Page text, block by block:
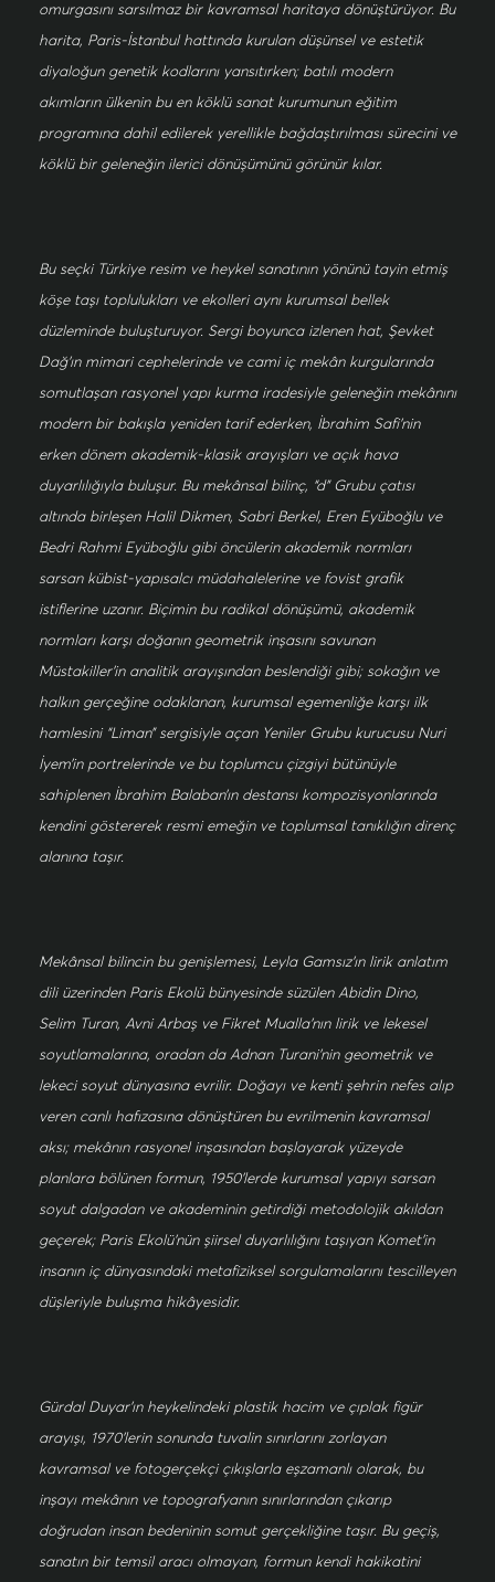
omurgasını sarsılmaz bir kavramsal haritaya dönüştürüyor. Bu
harita, Paris-İstanbul hattında kurulan düşünsel ve estetik
diyaloğun genetik kodlarını yansıtırken; batılı modern
akımların ülkenin bu en köklü sanat kurumunun eğitim
programına dahil edilerek yerellikle bağdaştırılması sürecini ve
köklü bir geleneğin ilerici dönüşümünü görünür kılar.
Bu seçki Türkiye resim ve heykel sanatının yönünü tayin etmiş
köşe taşı toplulukları ve ekolleri aynı kurumsal bellek
düzleminde buluşturuyor. Sergi boyunca izlenen hat, Şevket
Dağ’ın mimari cephelerinde ve cami iç mekân kurgularında
somutlaşan rasyonel yapı kurma iradesiyle geleneğin mekânını
modern bir bakışla yeniden tarif ederken, İbrahim Safi’nin
erken dönem akademik-klasik arayışları ve açık hava
duyarlılığıyla buluşur. Bu mekânsal bilinç, “d” Grubu çatısı
altında birleşen Halil Dikmen, Sabri Berkel, Eren Eyüboğlu ve
Bedri Rahmi Eyüboğlu gibi öncülerin akademik normları
sarsan kübist-yapısalcı müdahalelerine ve fovist grafik
istiflerine uzanır. Biçimin bu radikal dönüşümü, akademik
normları karşı doğanın geometrik inşasını savunan
Müstakiller’in analitik arayışından beslendiği gibi; sokağın ve
halkın gerçeğine odaklanan, kurumsal egemenliğe karşı ilk
hamlesini “Liman” sergisiyle açan Yeniler Grubu kurucusu Nuri
İyem’in portrelerinde ve bu toplumcu çizgiyi bütünüyle
sahiplenen İbrahim Balaban’ın destansı kompozisyonlarında
kendini göstererek resmi emeğin ve toplumsal tanıklığın direnç
alanına taşır.
Mekânsal bilincin bu genişlemesi, Leyla Gamsız’ın lirik anlatım
dili üzerinden Paris Ekolü bünyesinde süzülen Abidin Dino,
Selim Turan, Avni Arbaş ve Fikret Mualla’nın lirik ve lekesel
soyutlamalarına, oradan da Adnan Turani’nin geometrik ve
lekeci soyut dünyasına evrilir. Doğayı ve kenti şehrin nefes alıp
veren canlı hafızasına dönüştüren bu evrilmenin kavramsal
aksı; mekânın rasyonel inşasından başlayarak yüzeyde
planlara bölünen formun, 1950’lerde kurumsal yapıyı sarsan
soyut dalgadan ve akademinin getirdiği metodolojik akıldan
geçerek; Paris Ekolü’nün şiirsel duyarlılığını taşıyan Komet’in
insanın iç dünyasındaki metafiziksel sorgulamalarını tescilleyen
düşleriyle buluşma hikâyesidir.
Gürdal Duyar’ın heykelindeki plastik hacim ve çıplak figür
arayışı, 1970’lerin sonunda tuvalin sınırlarını zorlayan
kavramsal ve fotogerçekçi çıkışlarla eşzamanlı olarak, bu
inşayı mekânın ve topografyanın sınırlarından çıkarıp
doğrudan insan bedeninin somut gerçekliğine taşır. Bu geçiş,
sanatın bir temsil aracı olmayan, formun kendi hakikatini